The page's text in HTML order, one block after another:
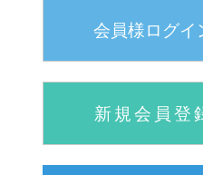
会員様ログイ
新規会員登